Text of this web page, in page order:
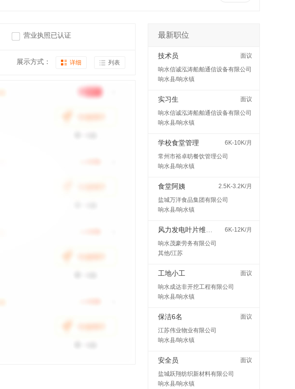
营业执照已认证
展示方式： 详细 列表
最新职位
技术员
面议
响水信诚泓涛船舶通信设备有限公司
响水县/响水镇
实习生
面议
响水信诚泓涛船舶通信设备有限公司
响水县/响水镇
学校食堂管理
6K-10K/月
常州市裕卓昉餐饮管理公司
响水县/响水镇
食堂阿姨
2.5K-3.2K/月
盐城万洋食品集团有限公司
响水县/响水镇
6K-12K/月
响水茂豪劳务有限公司
其他/江苏
工地小工
面议
响水成达非开挖工程有限公司
响水县/响水镇
保洁6名
面议
江苏伟业物业有限公司
响水县/响水镇
安全员
面议
盐城跃翔纺织新材料有限公司
响水县/响水镇